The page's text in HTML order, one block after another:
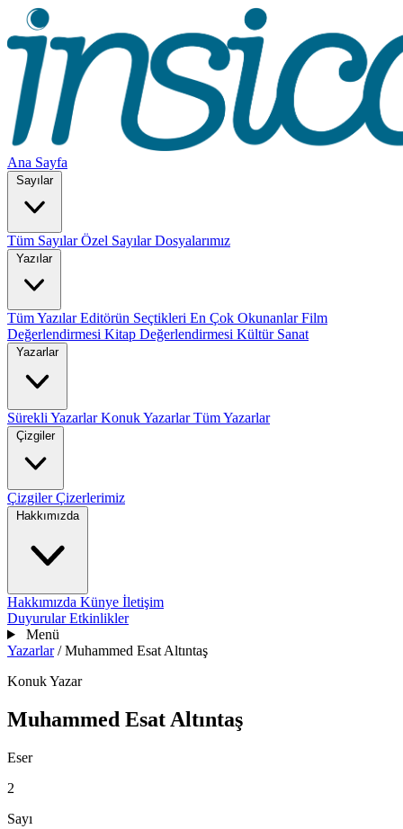
Ana Sayfa
Sayılar
Tüm SayılarÖzel SayılarDosyalarımız
Yazılar
Tüm YazılarEditörün Seçtikleri En Çok OkunanlarFilm
Değerlendirmesi Kitap Değerlendirmesi Kültür Sanat
Yazarlar
Sürekli YazarlarKonuk YazarlarTüm Yazarlar
Çizgiler
ÇizgilerÇizerlerimiz
Hakkımızda
Hakkımızda Künye İletişim
DuyurularEtkinlikler
Menü
Yazarlar / Muhammed Esat Altıntaş
Konuk Yazar
Muhammed Esat Altıntaş
Eser
2
Sayı